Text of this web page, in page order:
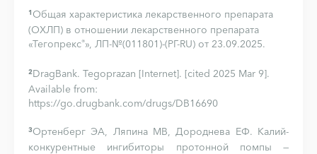
1 Общая характеристика лекарственного препарата
(ОХЛП) в отношении лекарственного препарата
«Тегопрекс®», ЛП-№(011801)-(РГ-RU) от 23.09.2025.
2DragBank. Tegoprazan [Internet]. [cited 2025 Mar 9].
Available from:
https://go.drugbank.com/drugs/DB16690
3Ортенберг ЭА, Ляпина МВ, Дороднева ЕФ. Калий-
конкурентные ингибиторы протонной помпы —